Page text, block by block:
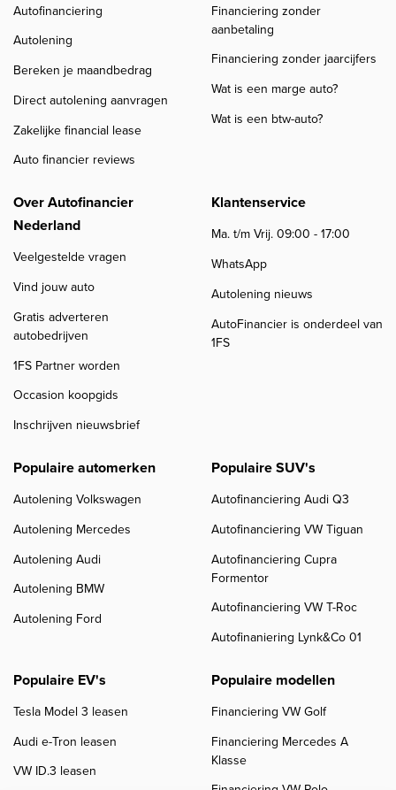
Autofinanciering
Autolening
Bereken je maandbedrag
Direct autolening aanvragen
Zakelijke financial lease
Auto financier reviews
Financiering zonder
aanbetaling
Financiering zonder jaarcijfers
Wat is een marge auto?
Wat is een btw-auto?
Over Autofinancier
Nederland
Veelgestelde vragen
Vind jouw auto
Gratis adverteren
autobedrijven
1FS Partner worden
Occasion koopgids
Inschrijven nieuwsbrief
Klantenservice
Ma. t/m Vrij. 09:00 - 17:00
WhatsApp
Autolening nieuws
AutoFinancier is onderdeel van
1FS
Populaire automerken
Autolening Volkswagen
Autolening Mercedes
Autolening Audi
Autolening BMW
Autolening Ford
Populaire SUV's
Autofinanciering Audi Q3
Autofinanciering VW Tiguan
Autofinanciering Cupra
Formentor
Autofinanciering VW T-Roc
Autofinaniering Lynk&Co 01
Populaire EV's
Tesla Model 3 leasen
Audi e-Tron leasen
VW ID.3 leasen
Populaire modellen
Financiering VW Golf
Financiering Mercedes A
Klasse